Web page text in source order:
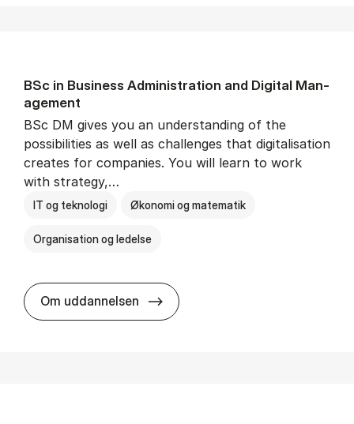
BSc in Busi­ness Ad­min­is­tra­tion and Di­git­al Man­
age­ment
BSc DM gives you an understanding of the
possibilities as well as challenges that digitalisation
creates for companies. You will learn to work
with strategy,…
IT og teknologi Økonomi og matematik
Organisation og ledelse
Om uddannelsen BSc in Busi­ness Ad­min­is­tra­tion